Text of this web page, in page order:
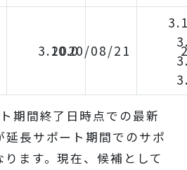
3.10.0
2020/08/21
期間終了日時点での最新
延長サポート期間でのサポ
ります。現在、候補として